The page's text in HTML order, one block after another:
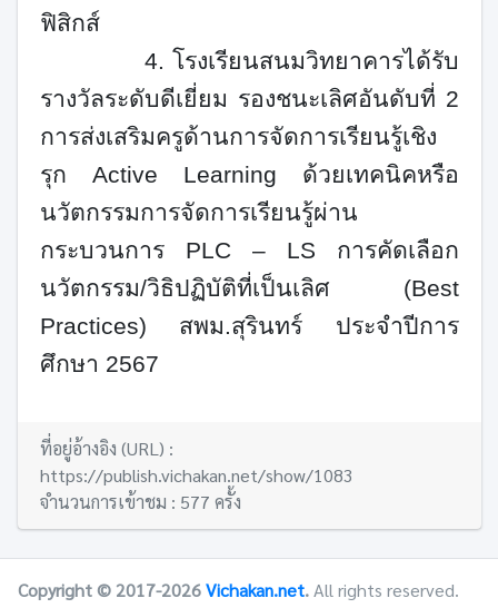
ฟิสิกส์
4. โรงเรียนสนมวิทยาคารได้รับ
รางวัลระดับดีเยี่ยม รองชนะเลิศอันดับที่ 2
การส่งเสริมครูด้านการจัดการเรียนรู้เชิง
รุก Active Learning ด้วยเทคนิคหรือ
นวัตกรรมการจัดการเรียนรู้ผ่าน
กระบวนการ PLC – LS การคัดเลือก
นวัตกรรม/วิธิปฏิบัติที่เป็นเลิศ (Best
Practices) สพม.สุรินทร์ ประจำปีการ
ศึกษา 2567
ที่อยู่อ้างอิง (URL) :
https://publish.vichakan.net/show/1083
จำนวนการเข้าชม : 577 ครั้ง
Copyright © 2017-2026Vichakan.net.All rights reserved.